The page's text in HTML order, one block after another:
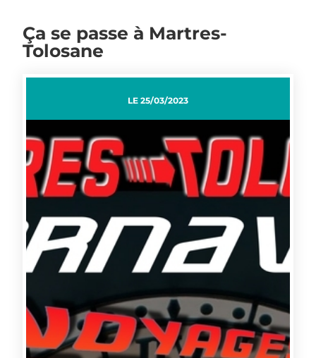
Ça se passe à Martres-
Tolosane
LE 25/03/2023